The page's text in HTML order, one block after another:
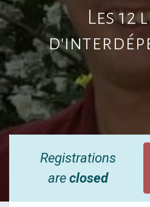
Les 12
Registrations
areclosed